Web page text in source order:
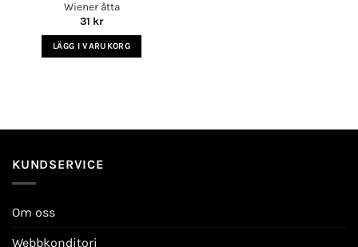
Wiener åtta
31 kr
LÄGG I VARUKORG
KUNDSERVICE
Om oss
Webbkonditori